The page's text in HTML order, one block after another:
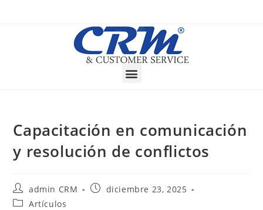
Capacitación en comunicación
y resolución de conflictos
admin CRM
diciembre 23, 2025
Artículos